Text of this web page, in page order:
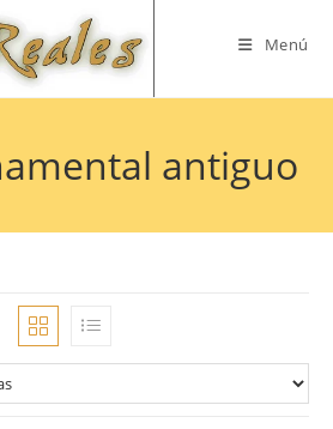
Menú
antiguo